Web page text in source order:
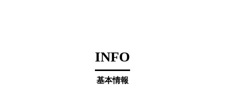
INFO
基本情報